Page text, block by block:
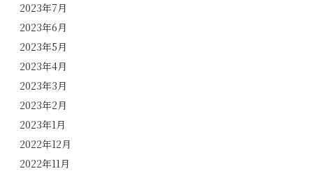
2023年7月
2023年6月
2023年5月
2023年4月
2023年3月
2023年2月
2023年1月
2022年12月
2022年11月